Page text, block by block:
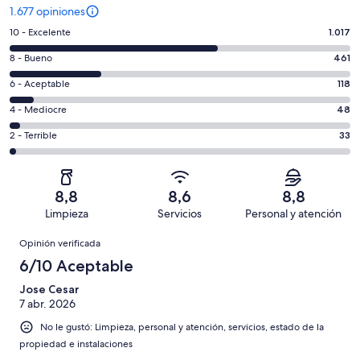
1.677 opiniones
Evaluación:
10
-
Excelente.
1017
de
1677
opiniones
10 - Excelente 1.017
Evaluación:
8
-
Bueno.
461
de
opiniones
8 - Bueno 461
Evaluación:
6
-
Aceptable.
118
opiniones
6 - Aceptable 118
Evaluación:
4
-
4 - Mediocre 48
Evaluación:
2
1677
2 - Terrible 33
8,8
Limpieza
8,6
Servicios
8,8
Personal y atención
Opiniones
Opinión verificada
6/10 Aceptable
Jose Cesar
7 abr. 2026
No le gustó: Limpieza, personal y atención, servicios, estado de la
propiedad e instalaciones